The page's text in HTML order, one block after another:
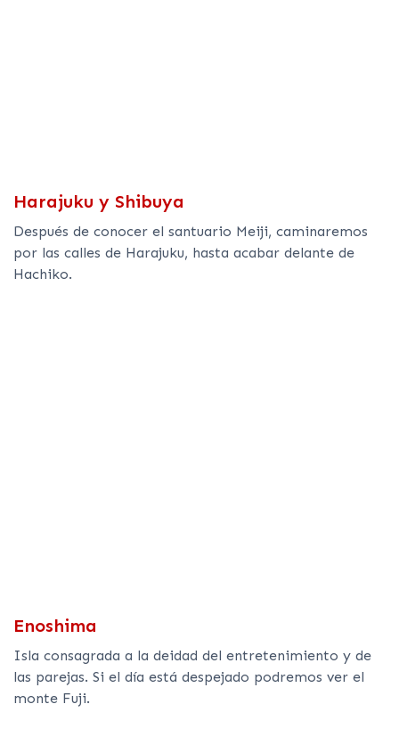
Harajuku y Shibuya
Después de conocer el santuario Meiji, caminaremos
por las calles de Harajuku, hasta acabar delante de
Hachiko.
Enoshima
Isla consagrada a la deidad del entretenimiento y de
las parejas. Si el día está despejado podremos ver el
monte Fuji.